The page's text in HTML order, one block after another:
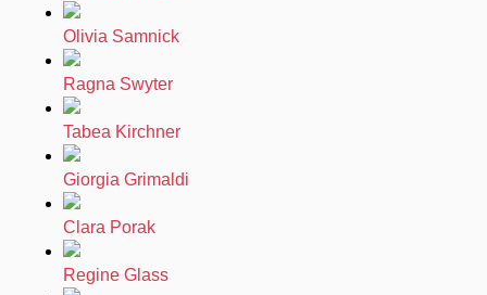
Olivia Samnick
Ragna Swyter
Tabea Kirchner
Giorgia Grimaldi
Clara Porak
Regine Glass